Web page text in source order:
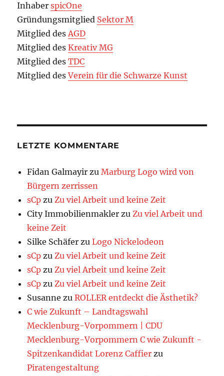
InhaberspicOne
Gründungsmitglied Sektor M
Mitglied desAGD
Mitglied desKreativ MG
Mitglied desTDC
Mitglied desVerein für die Schwarze Kunst
LETZTE KOMMENTARE
Fidan Galmayir zuMarburg Logo wird von
Bürgern zerrissen
sCp zuZu viel Arbeit und keine Zeit
City Immobilienmakler zuZu viel Arbeit und
keine Zeit
Silke Schäfer zuLogo Nickelodeon
sCp zuZu viel Arbeit und keine Zeit
sCp zuZu viel Arbeit und keine Zeit
sCp zuZu viel Arbeit und keine Zeit
Susanne zuROLLER entdeckt die Ästhetik?
C wie Zukunft – Landtagswahl
Mecklenburg-Vorpommern | CDU
Mecklenburg-Vorpommern C wie Zukunft -
Spitzenkandidat Lorenz Caffier zu
Piratengestaltung